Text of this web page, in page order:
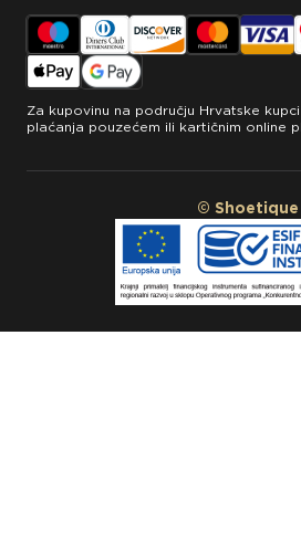
Za kupovinu na području Hrvatske
plaćanja pouzećem ili kartičnim online
© Shoetique